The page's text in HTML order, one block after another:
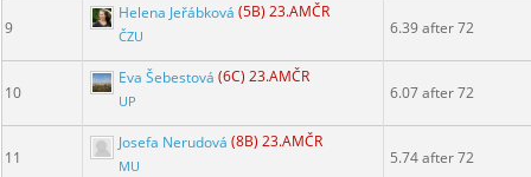
9
Helena Jeřábková (5B) 23.AMČR
ČZU 6.39 after 72
10
Eva Šebestová (6C) 23.AMČR
UP 6.07 after 72
11
Josefa Nerudová (8B) 23.AMČR
MU 5.74 after 72